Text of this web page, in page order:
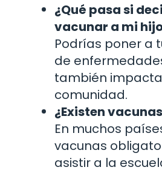
¿Qué pasa si
vacunar a mi
Podrías poner a
de
también
comunidad.
¿Existen
En muchos
vacunas
asistir a la